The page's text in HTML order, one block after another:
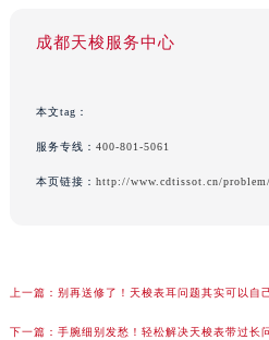
成都天梭服务中心
本文tag：
服务专线： 400-801-5061
本页链接： http://www.cdtissot.cn/
上一篇： 别再送修了！天梭表耳问题其实可以自
下一篇： 手腕细别发愁！轻松解决天梭表带过长